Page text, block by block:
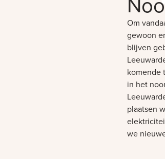
Om
gewoon
blijven
komende
in het
plaatsen
we